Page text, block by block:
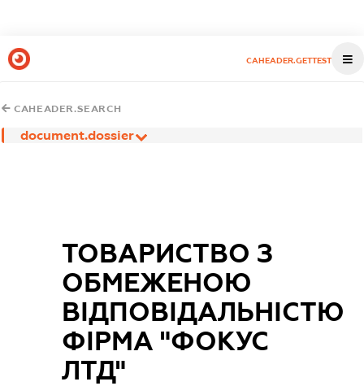
CAHEADER.GETTEST
CAHEADER.SEARCH
document.dossier
ТОВАРИСТВО З
ОБМЕЖЕНОЮ
ВІДПОВІДАЛЬНІСТЮ
ФІРМА "ФОКУС
ЛТД"